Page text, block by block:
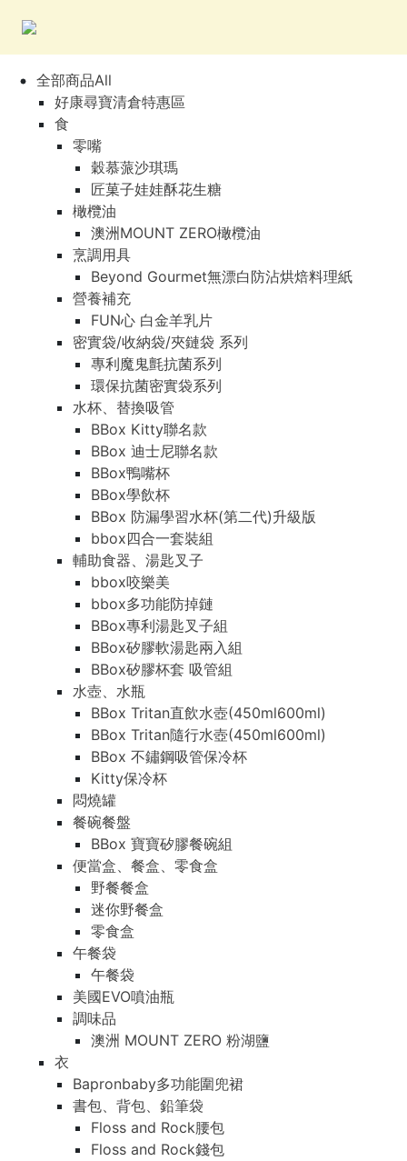
全部商品All
好康尋寶清倉特惠區
食
零嘴
穀慕蒎沙琪瑪
匠菓子娃娃酥花生糖
橄欖油
澳洲MOUNT ZERO橄欖油
烹調用具
Beyond Gourmet無漂白防沾烘焙料理紙
營養補充
FUN心 白金羊乳片
密實袋/收納袋/夾鏈袋 系列
專利魔鬼氈抗菌系列
環保抗菌密實袋系列
水杯、替換吸管
BBox Kitty聯名款
BBox 迪士尼聯名款
BBox鴨嘴杯
BBox學飲杯
BBox 防漏學習水杯(第二代)升級版
bbox四合一套裝組
輔助食器、湯匙叉子
bbox咬樂美
bbox多功能防掉鏈
BBox專利湯匙叉子組
BBox矽膠軟湯匙兩入組
BBox矽膠杯套 吸管組
水壺、水瓶
BBox Tritan直飲水壺(450ml600ml)
BBox Tritan隨行水壺(450ml600ml)
BBox 不鏽鋼吸管保冷杯
Kitty保冷杯
悶燒罐
餐碗餐盤
BBox 寶寶矽膠餐碗組
便當盒、餐盒、零食盒
野餐餐盒
迷你野餐盒
零食盒
午餐袋
午餐袋
美國EVO噴油瓶
調味品
澳洲 MOUNT ZERO 粉湖鹽
衣
Bapronbaby多功能圍兜裙
書包、背包、鉛筆袋
Floss and Rock腰包
Floss and Rock錢包